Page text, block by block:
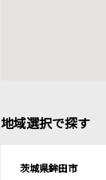
地域選択で探す
茨城県鉾田市